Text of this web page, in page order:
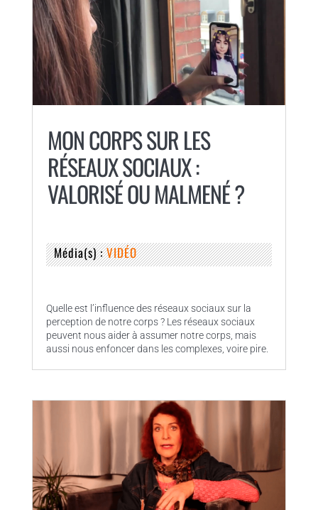
MON CORPS SUR LES
RÉSEAUX SOCIAUX :
VALORISÉ OU MALMENÉ ?
Média(s) :VIDÉO
Quelle est l’influence des réseaux sociaux sur la
perception de notre corps ? Les réseaux sociaux
peuvent nous aider à assumer notre corps, mais
aussi nous enfoncer dans les complexes, voire pire.